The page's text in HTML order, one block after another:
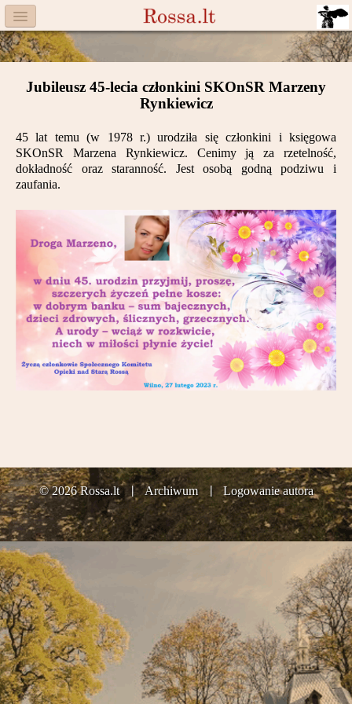
Menu
Facebook
Aktualności
Książka
Cegiełki
Rossa
Trasy
Darczyńcy
Partnerzy
Jubileusz 45-lecia członkini SKOnSR Marzeny
Rynkiewicz
45 lat temu (w 1978 r.) urodziła się członkini i księgowa
SKOnSR Marzena Rynkiewicz. Cenimy ją za rzetelność,
dokładność oraz staranność. Jest osobą godną podziwu i
zaufania.
© 2026 Rossa.lt Archiwum Logowanie autora